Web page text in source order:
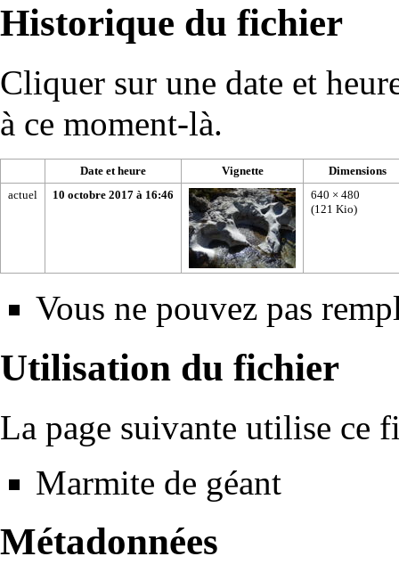
Historique du fichier
Cliquer sur une date et
à ce moment-là.
Date et heure Vignette
Dimensions
actuel
10 octobre 2017 à 16:46
640 × 480
(121 Kio)
Vous ne pouvez pas
Utilisation du fichier
La page suivante utilise ce
Marmite de géant
Métadonnées